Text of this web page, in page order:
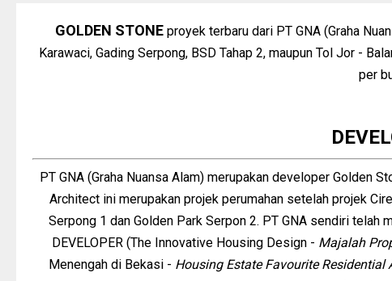
GOLDEN STONE proyek terbaru dari PT GNA (Graha
Karawaci, Gading Serpong, BSD Tahap 2, maupun Tol Jor -
per
PT GNA (Graha Nuansa Alam) merupakan developer Golden
Architect ini merupakan projek perumahan setelah projek
Serpong 1 dan Golden Park Serpon 2. PT GNA sendiri telah
DEVELOPER (The Innovative Housing Design - Majalah
Menengah di Bekasi - Housing Estate Favourite Residential